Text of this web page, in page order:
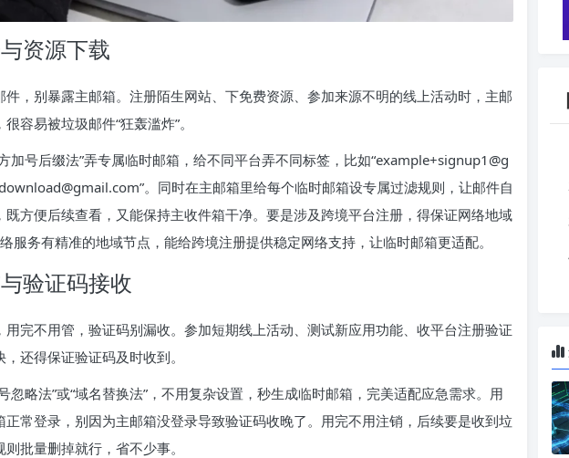
资源下载
件，别暴露主邮箱。注册陌生网站、下免费资源、参加来源不明的线上活动时，主邮
容易被垃圾邮件“狂轰滥炸”。
加号后缀法”弄专属临时邮箱，给不同平台弄不同标签，比如“example+signup1@g
。同时在主邮箱里给每个临时邮箱设专属过滤规则，让邮件自
既方便后续查看，又能保持主收件箱干净。要是涉及跨境平台注册，得保证网络地域
服务有精准的地域节点，能给跨境注册提供稳定网络支持，让临时邮箱更适配。
验证码接收
用完不用管，验证码别漏收。参加短期线上活动、测试新应用功能、收平台注册验证
还得保证验证码及时收到。
忽略法”或“域名替换法”，不用复杂设置，秒生成临时邮箱，完美适配应急需求。用
正常登录，别因为主邮箱没登录导致验证码收晚了。用完不用注销，后续要是收到垃
批量删掉就行，省不少事。